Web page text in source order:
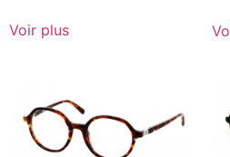
Voir plus